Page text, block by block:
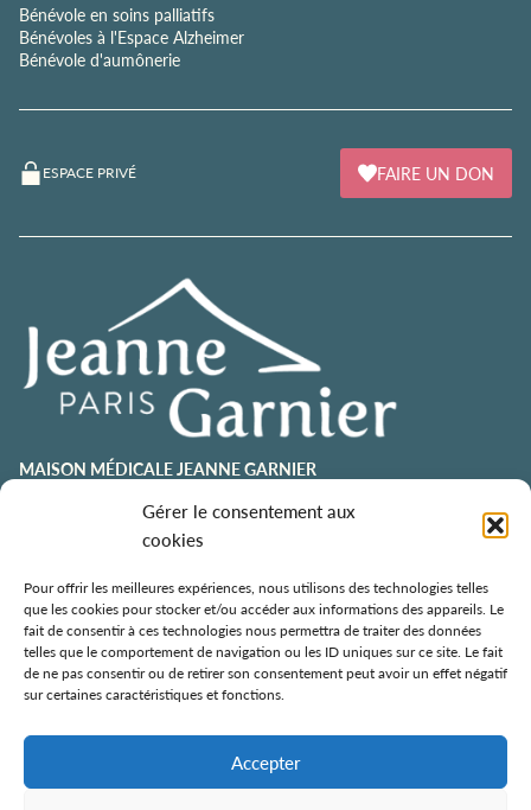
Gérer le consentement aux
cookies
Pour offrir les meilleures expériences, nous utilisons des technologies telles
que les cookies pour stocker et/ou accéder aux informations des appareils. Le
fait de consentir à ces technologies nous permettra de traiter des données
telles que le comportement de navigation ou les ID uniques sur ce site. Le fait
de ne pas consentir ou de retirer son consentement peut avoir un effet négatif
sur certaines caractéristiques et fonctions.
Accepter
Bénévole en soins palliatifs
Bénévoles à l'Espace Alzheimer
Bénévole d'aumônerie
ESPACE PRIVÉ FAIRE UN DON
MAISON MÉDICALE JEANNE GARNIER
contact@jeannegarnier-paris.org
01 43 92 21 00
106 avenue Émile Zola
75015 Paris
ESPACE AURÉLIE JOUSSET
01 43 92 21 98
108, avenue Émile Zola
75015 Paris
ÉCOLE DE SOINS PALLIATIFS
106 avenue Émile Zola